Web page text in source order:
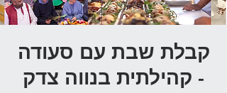
קבלת שבת עם סעודה
קהילתית בנווה צדק -